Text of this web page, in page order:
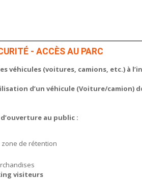
- ACCÈS AU PARC
véhicules (voitures, camions, etc.) à
d’un véhicule (Voiture/camion)
d’ouverture au public :
zone de rétention
visiteurs